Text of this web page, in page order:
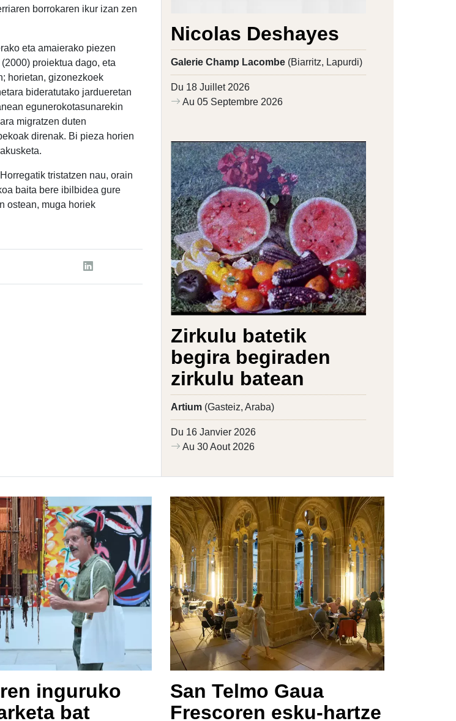
borrokaren ikur izan zen
eta amaierako piezen
(2000) proiektua dago, eta
horietan, gizonezkoek
bideratutako jardueretan
egunerokotasunarekin
migratzen duten
direnak. Bi pieza horien
tristatzen nau, orain
baita bere ibilbidea gure
ostean, muga horiek
Nicolas Deshayes
Galerie Champ Lacombe (Biarritz, Lapurdi)
Du 18 Juillet 2026
Au 05 Septembre 2026
Zirkulu batetik
begira begiraden
zirkulu batean
Artium (Gasteiz, Araba)
Du 16 Janvier 2026
Au 30 Aout 2026
inguruko
bat
San Telmo Gaua
Frescoren esku-hartze